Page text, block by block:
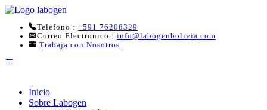
Telefono : +591 76208329
Correo Electronico : info@labogenbolivia.com
Trabaja con Nosotros
Inicio
Sobre Labogen